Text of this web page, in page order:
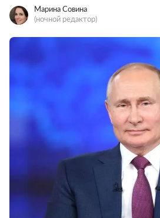
Марина Совина
(ночной редактор)